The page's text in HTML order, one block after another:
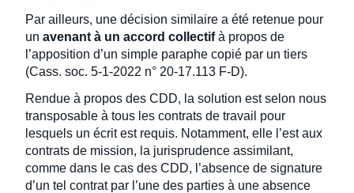
Par ailleurs, une décision similaire a été retenue pour
un avenant à un accord collectifà propos de
l’apposition d’un simple paraphe copié par un tiers
(Cass. soc. 5-1-2022 n° 20-17.113 F-D).
Rendue à propos des CDD, la solution est selon nous
transposable à tous les contrats de travail pour
lesquels un écrit est requis. Notamment, elle l’est aux
contrats de mission, la jurisprudence assimilant,
comme dans le cas des CDD, l’absence de signature
d’un tel contrat par l’une des parties à une absence